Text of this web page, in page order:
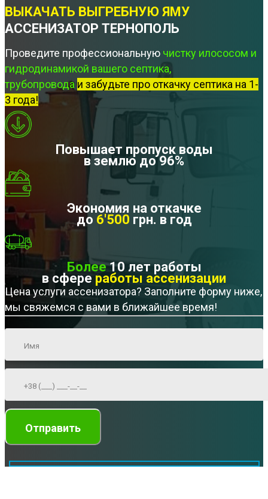
ВЫКАЧАТЬ ВЫГРЕБНУЮ ЯМУ
АССЕНИЗАТОР ТЕРНОПОЛЬ
Проведите профессиональную чистку илососом и
гидродинамикой вашего септика,
трубопровода и забудьте про откачку септика на 1-
3 года!
Повышает пропуск воды
в землю до 96%
Экономия на откачке
до 6'500 грн. в год
Более10 лет работы
в сфере работы ассенизации
Цена услуги ассенизатора? Заполните форму ниже,
мы свяжемся с вами в ближайшее время!